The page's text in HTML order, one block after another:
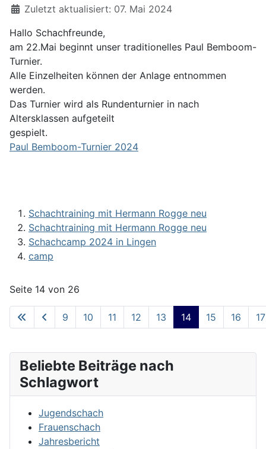
Zuletzt aktualisiert: 07. Mai 2024
Hallo Schachfreunde,
am 22.Mai beginnt unser traditionelles Paul Bemboom-
Turnier.
Alle Einzelheiten können der Anlage entnommen
werden.
Das Turnier wird als Rundenturnier in nach
Altersklassen aufgeteilt
gespielt.
Paul Bemboom-Turnier 2024
Schachtraining mit Hermann Rogge neu
Schachtraining mit Hermann Rogge neu
Schachcamp 2024 in Lingen
camp
Seite 14 von 26
9 10 11 12 13 14 15 16 17
Beliebte Beiträge nach
Schlagwort
Jugendschach
Frauenschach
Jahresbericht